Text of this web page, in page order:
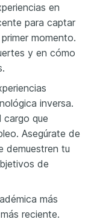
en
para captar
momento.
y en cómo
inversa.
cargo que
Asegúrate de
demuestren tu
de
más
reciente.